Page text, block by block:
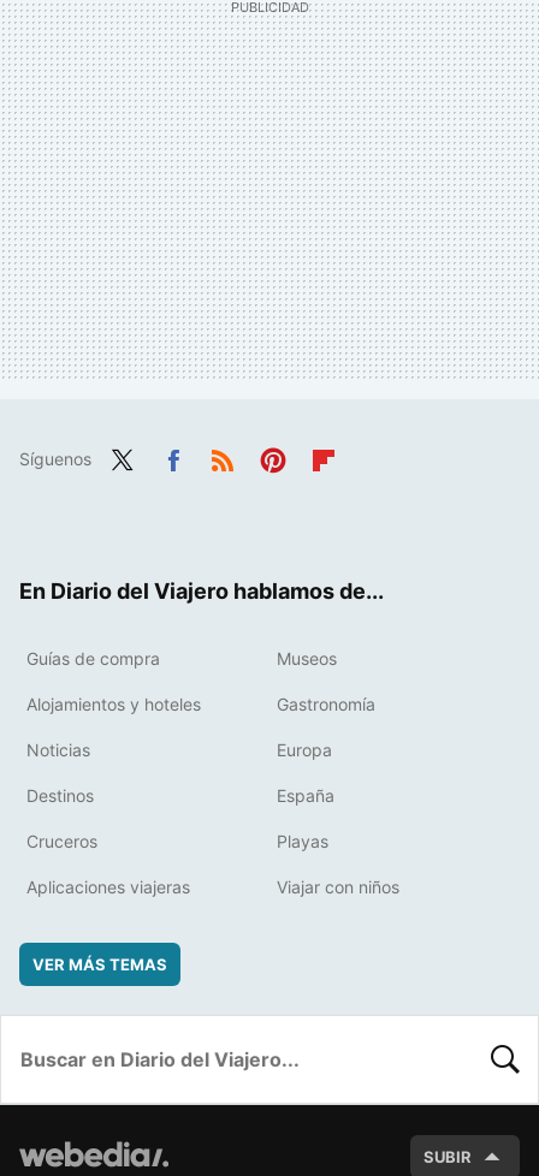
Síguenos
En Diario del Viajero hablamos de...
Guías de compra Museos
Alojamientos y hoteles Gastronomía
Noticias Europa
Destinos España
Cruceros Playas
Aplicaciones viajeras Viajar con niños
VER MÁS TEMAS
SUBIR